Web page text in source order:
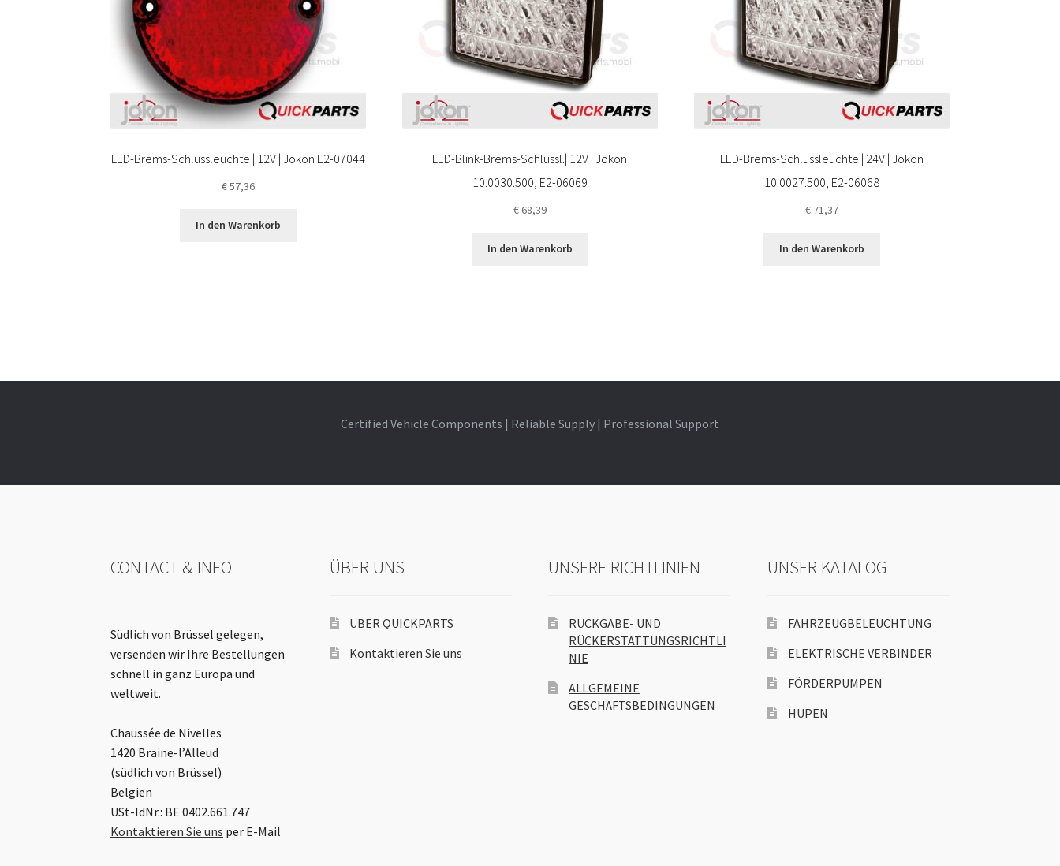
LED-Brems-Schlussleuchte | 12V | Jokon E2-07044
€57,36
In den Warenkorb
LED-Blink-Brems-Schlussl.| 12V | Jokon
10.0030.500, E2-06069
€68,39
In den Warenkorb
LED-Brems-Schlussleuchte | 24V | Jokon
10.0027.500, E2-06068
€ 71,37
In den Warenkorb
Certified Vehicle Components | Reliable Supply | Professional Support
CONTACT & INFO
Südlich von Brüssel gelegen,
versenden wir Ihre Bestellungen
schnell in ganz Europa und
weltweit.
Chaussée de Nivelles
1420 Braine-l’Alleud
(südlich von Brüssel)
Belgien
USt-IdNr.: BE 0402.661.747
Kontaktieren Sie uns per E-Mail
ÜBER UNS
ÜBER QUICKPARTS
Kontaktieren Sie uns
UNSERE RICHTLINIEN
RÜCKGABE- UND
RÜCKERSTATTUNGSRICHTLI
NIE
ALLGEMEINE
GESCHÄFTSBEDINGUNGEN
UNSER KATALOG
FAHRZEUGBELEUCHTUNG
ELEKTRISCHE VERBINDER
FÖRDERPUMPEN
HUPEN